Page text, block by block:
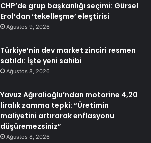
CHP’de grup başkanlığı seçimi: Gürsel
Erol’dan ‘tekelleşme’ eleştirisi
Ağustos 9, 2026
Türkiye’nin dev market zinciri resmen
satıldı: İşte yeni sahibi
Ağustos 8, 2026
Yavuz Ağıralioğlu’ndan motorine 4,20
liralık zamma tepki: “Üretimin
maliyetini artırarak enflasyonu
düşüremezsiniz”
Ağustos 8, 2026